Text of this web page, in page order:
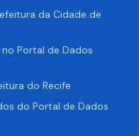
da Cidade de
Portal de Dados
do Recife
do Portal de Dados